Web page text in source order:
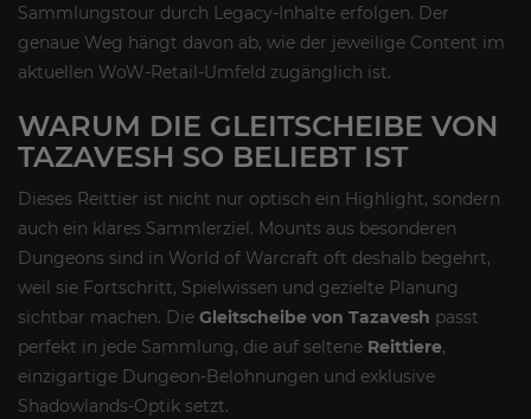
Sammlungstour durch Legacy-Inhalte erfolgen. Der
genaue Weg hängt davon ab, wie der jeweilige Content im
aktuellen WoW-Retail-Umfeld zugänglich ist.
WARUM DIE GLEITSCHEIBE VON
TAZAVESH SO BELIEBT IST
Dieses Reittier ist nicht nur optisch ein Highlight, sondern
auch ein klares Sammlerziel. Mounts aus besonderen
Dungeons sind in World of Warcraft oft deshalb begehrt,
weil sie Fortschritt, Spielwissen und gezielte Planung
sichtbar machen. Die Gleitscheibe von Tazavesh passt
perfekt in jede Sammlung, die auf seltene Reittiere,
einzigartige Dungeon-Belohnungen und exklusive
Shadowlands-Optik setzt.